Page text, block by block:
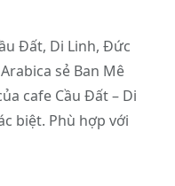
Đất, Di Linh, Đức
sẻ Ban Mê
cafe Cầu Đất – Di
biệt. Phù hợp với